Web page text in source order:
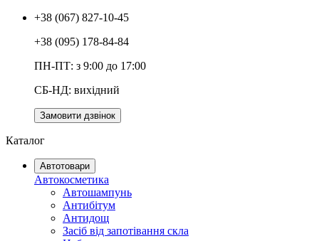
+38 (067) 827-10-45
+38 (095) 178-84-84
ПН-ПТ: з 9:00 до 17:00
СБ-НД: вихідний
Замовити дзвінок
Каталог
Автотовари
Автокосметика
Автошампунь
Антибітум
Антидощ
Засіб від запотівання скла